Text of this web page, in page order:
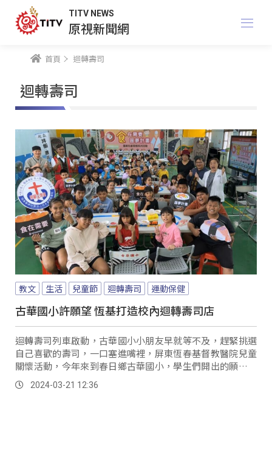
TITV NEWS
原視新聞網
首頁 迴轉壽司
迴轉壽司
教文 生活 兒童節 迴轉壽司 運動保健
古華國小許願望 恆基打造校內迴轉壽司店
迴轉壽司列車啟動，古華國小小朋友早就等不及，趕緊挑選
自己喜歡的壽司，一口塞進嘴裡，屏東恆春基督教醫院兒童
關懷活動，今年來到春日鄉古華國小，學生們開出的願望清
單第一名就是迴轉壽司，為此恆春基督教醫院不只找來專業
壽司師傅，更在校園裡打造迴轉壽司餐廳。
2024-03-21 12:36